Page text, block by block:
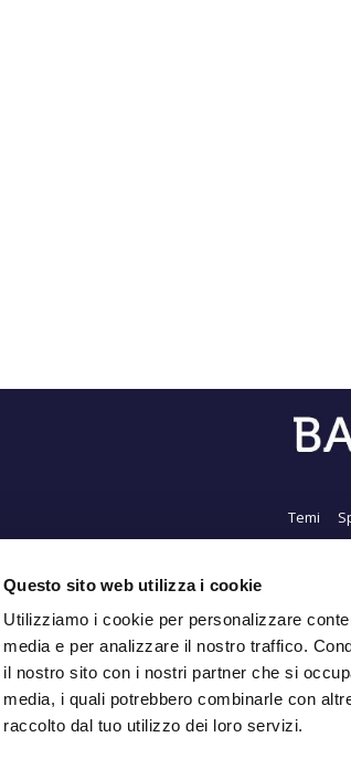
Questo sito web utilizza i cookie
Utilizziamo i cookie per personalizzare
media e per analizzare il nostro traffico.
il nostro sito con i nostri partner che si
media, i quali potrebbero combinarle con
raccolto dal tuo utilizzo dei loro servizi.
Temi
Chi siamo